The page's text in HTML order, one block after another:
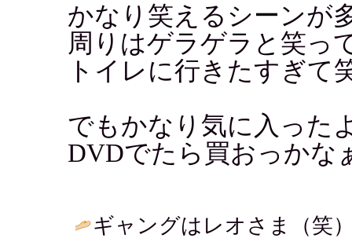
かなり笑えるシーンが
周りはゲラゲラと笑っ
トイレに行きたすぎて
でもかなり気に入った
DVDでたら買おっかな
ギャングはレオさま（笑